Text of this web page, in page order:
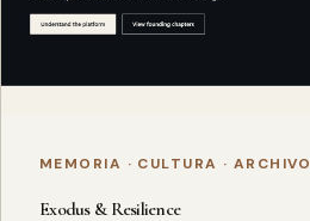
MEMORIA · CULTURA · ARCHIVO
Exodus & Resilience